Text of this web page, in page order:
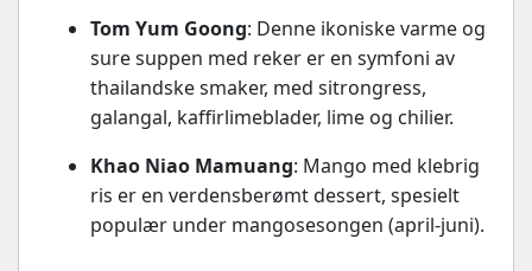
Tom Yum Goong: Denne ikoniske varme og
sure suppen med reker er en symfoni av
thailandske smaker, med sitrongress,
galangal, kaffirlimeblader, lime og chilier.
Khao Niao Mamuang: Mango med klebrig
ris er en verdensberømt dessert, spesielt
populær under mangosesongen (april-juni).